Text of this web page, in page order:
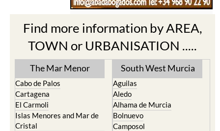
Find more information by AREA,
TOWN or URBANISATION .....
The Mar Menor
Cabo de Palos
Cartagena
El Carmoli
Islas Menores and Mar de
Cristal
South West Murcia
Aguilas
Aledo
Alhama de Murcia
Bolnuevo
Camposol